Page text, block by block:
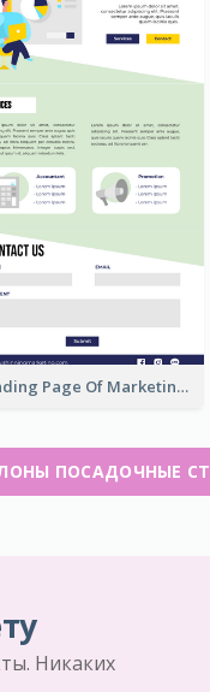
Landing Page Of Marketing Company
ПОСАДОЧНЫЕ
Никаких